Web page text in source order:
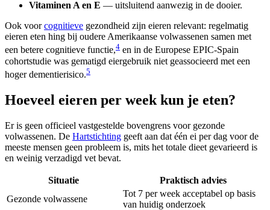
Vitaminen A en E — uitsluitend aanwezig in de dooier.
Ook voorcognitieve gezondheid zijn eieren relevant: regelmatig
eieren eten hing bij oudere Amerikaanse volwassenen samen met
een betere cognitieve functie,4 en in de Europese EPIC-Spain
cohortstudie was gematigd eiergebruik niet geassocieerd met een
hoger dementierisico.5
Hoeveel eieren per week kun je eten?
Er is geen officieel vastgestelde bovengrens voor gezonde
volwassenen. De Hartstichting geeft aan dat één ei per dag voor de
meeste mensen geen probleem is, mits het totale dieet gevarieerd is
en weinig verzadigd vet bevat.
Situatie
Praktisch advies
Gezonde volwassene
Tot 7 per week acceptabel op basis
van huidig onderzoek